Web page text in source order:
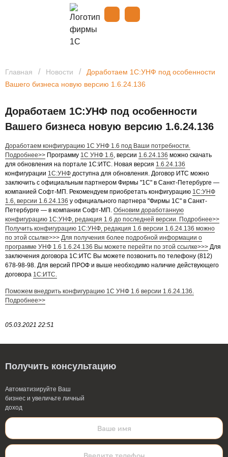
Главная / Новости /
Доработаем 1С:УНФ под особенности
Вашего бизнеса новую версию 1.6.24.136
Доработаем 1С:УНФ под особенности
Вашего бизнеса новую версию 1.6.24.136
Доработаем конфигурацию 1С УНФ 1.6 под Ваши потребности.
Подробнее>> Программу 1С УНФ 1.6, версии 1.6.24.136 можно скачать
для обновления на портале 1С:ИТС. Новая версия 1.6.24.136
конфигурации 1С:УНФ доступна для обновления. Договор ИТС можно
заключить с официальным партнером Фирмы "1С" в Санкт-Петербурге —
компанией Софт-МП. Рекомендуем приобретать конфигурацию 1С:УНФ
1.6, версии 1.6.24.136 у официального партнера "Фирмы 1С" в Санкт-
Петербурге — в компании Софт-МП. Обновим доработанную
конфигурацию 1С:УНФ, редакция 1.6 до последней версии. Подробнее>>
Получить конфигурацию 1С:УНФ, редакция 1.6 версии 1.6.24.136 можно
по этой ссылке>>> Для получения более подробной информации о
программе УНФ 1.6 1.6.24.136 Вы можете перейти по этой ссылке>>> Для
заключения договора 1С:ИТС Вы можете позвонить по телефону (812)
678-98-98. Для версий ПРОФ и выше необходимо наличие действующего
договора 1С:ИТС.
Поможем внедрить конфигурацию 1С УНФ 1.6 версии 1.6.24.136.
Подробнее>>
05.03.2021 22:51
Получить консультацию
Автоматизируйте Ваш
бизнес и увеличьте личный
доход
Выберите услугу:
согласие на обработку персональных данных
Спасибо, заявка успешно